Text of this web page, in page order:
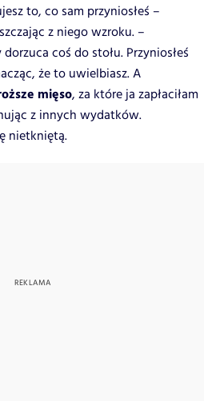
to, co sam przyniosłeś –
z niego wzroku. –
coś do stołu. Przyniosłeś
że to uwielbiasz. A
mięso, za które ja zapłaciłam
z innych wydatków.
nietkniętą.